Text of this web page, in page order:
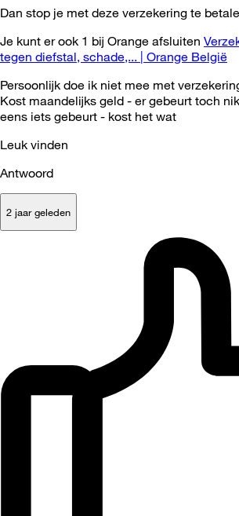
Dan stop je met deze verzekering te
Je kunt er ook 1 bij Orange afsluiten
tegen diefstal, schade,... | Orange België
Persoonlijk doe ik niet mee met
Kost maandelijks geld - er gebeurt toch
eens iets gebeurt - kost het wat
Leuk vinden
Antwoord
2 jaar geleden